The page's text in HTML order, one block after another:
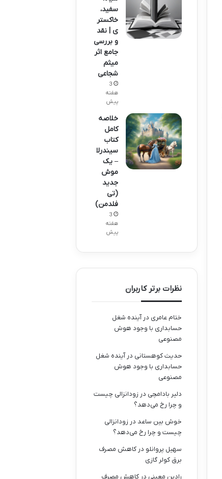
سفید،
خاکستر
ی | نقد
و بررسی
جامع اثر
میثم
شجاعی
3
هفته
پیش
خلاصه
کامل
کتاب
سیندرلا
– یک
موش
جدید
(تی
فلدمن)
3
هفته
پیش
نظرات برتر کاربران
ختام عامری درآینده شغل
حسابداری با وجود هوش
مصنوعی
حدیث کوهستانی درآینده شغل
حسابداری با وجود هوش
مصنوعی
دلیر بادامچی در زودانزالی چیست
و چرا رخ می‌دهد؟
خوش بین ساعددر زودانزالی
چیست و چرا رخ می‌دهد؟
سهیل پروانلو در کاهش مصرف
برق کولر گازی
رادین معینی در کاهش مصرف